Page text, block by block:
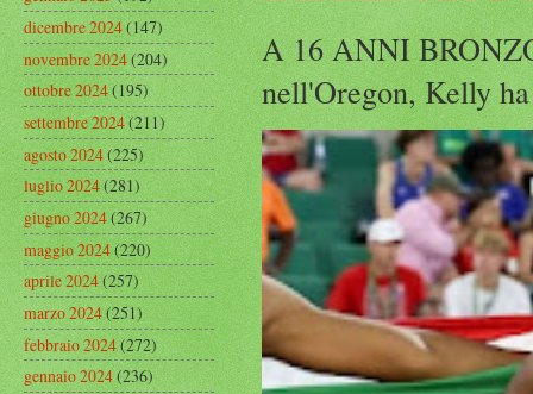
A 16 ANNI
nell'Oregon, Kelly
dicembre 2024(147)
novembre 2024(204)
ottobre 2024(195)
settembre 2024(211)
agosto 2024(225)
luglio 2024(281)
giugno 2024(267)
maggio 2024(220)
aprile 2024(257)
marzo 2024(251)
febbraio 2024(272)
gennaio 2024(236)